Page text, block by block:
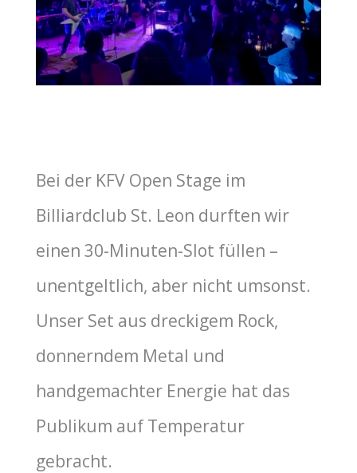
Bei der KFV Open Stage im
Billiardclub St. Leon durften wir
einen 30-Minuten-Slot füllen –
unentgeltlich, aber nicht umsonst.
Unser Set aus dreckigem Rock,
donnerndem Metal und
handgemachter Energie hat das
Publikum auf Temperatur
gebracht.